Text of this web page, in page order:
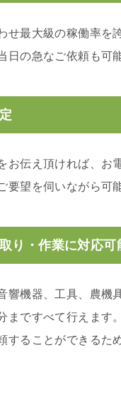
せ最大級の稼働率を
日の急なご依頼も可
お伝え頂ければ、お
要望を伺いながら可
り・作業に対応可
響機器、工具、農機
まですべて行えます
することができるた